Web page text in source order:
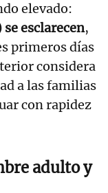
elevado:
esclarecen,
primeros días
considera
a las familias
con rapidez
adulto y